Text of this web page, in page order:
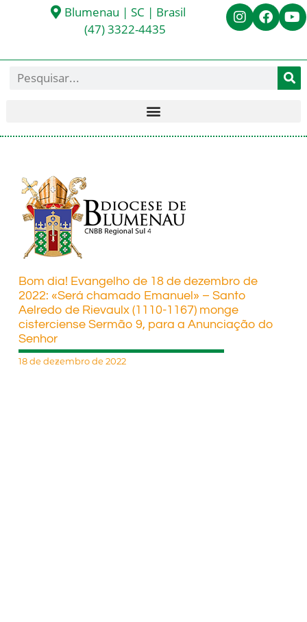
Blumenau | SC | Brasil
(47) 3322-4435
Bom dia! Evangelho de 18 de dezembro de
2022: «Será chamado Emanuel» – Santo
Aelredo de Rievaulx (1110-1167) monge
cisterciense Sermão 9, para a Anunciação do
Senhor
18 de dezembro de 2022